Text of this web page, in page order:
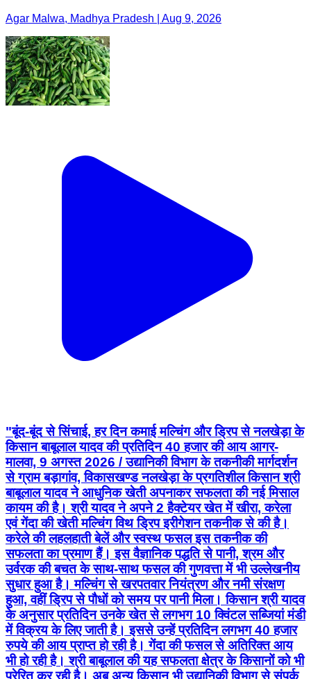
Agar Malwa, Madhya Pradesh | Aug 9, 2026
"बूंद-बूंद से सिंचाई, हर दिन कमाई मल्चिंग और ड्रिप से नलखेड़ा के
किसान बाबूलाल यादव की प्रतिदिन 40 हजार की आय आगर-
मालवा, 9 अगस्त 2026 / उद्यानिकी विभाग के तकनीकी मार्गदर्शन
से ग्राम बड़ागांव, विकासखण्ड नलखेड़ा के प्रगतिशील किसान श्री
बाबूलाल यादव ने आधुनिक खेती अपनाकर सफलता की नई मिसाल
कायम की है। श्री यादव ने अपने 2 हैक्टेयर खेत में खीरा, करेला
एवं गेंदा की खेती मल्चिंग विथ ड्रिप इरीगेशन तकनीक से की है।
करेले की लहलहाती बेलें और स्वस्थ फसल इस तकनीक की
सफलता का प्रमाण हैं। इस वैज्ञानिक पद्धति से पानी, श्रम और
उर्वरक की बचत के साथ-साथ फसल की गुणवत्ता में भी उल्लेखनीय
सुधार हुआ है। मल्चिंग से खरपतवार नियंत्रण और नमी संरक्षण
हुआ, वहीं ड्रिप से पौधों को समय पर पानी मिला। किसान श्री यादव
के अनुसार प्रतिदिन उनके खेत से लगभग 10 क्विंटल सब्जियां मंडी
में विक्रय के लिए जाती है। इससे उन्हें प्रतिदिन लगभग 40 हजार
रुपये की आय प्राप्त हो रही है। गेंदा की फसल से अतिरिक्त आय
भी हो रही है। श्री बाबूलाल की यह सफलता क्षेत्र के किसानों को भी
प्रेरित कर रही है। अब अन्य किसान भी उद्यानिकी विभाग से संपर्क